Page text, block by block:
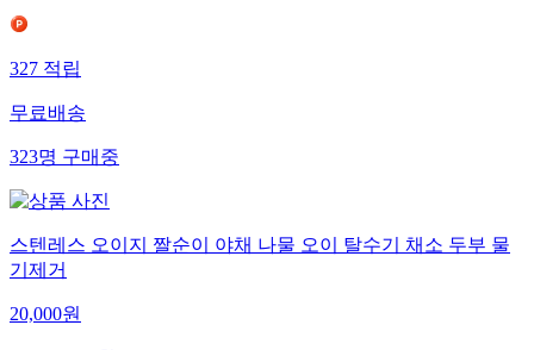
327적립
무료배송
323명구매중
스텐레스 오이지 짤순이 야채 나물 오이 탈수기 채소 두부 물
기제거
20,000원